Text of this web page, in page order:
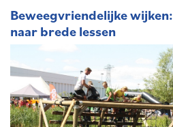
Beweegvriendelijke
naar brede lessen